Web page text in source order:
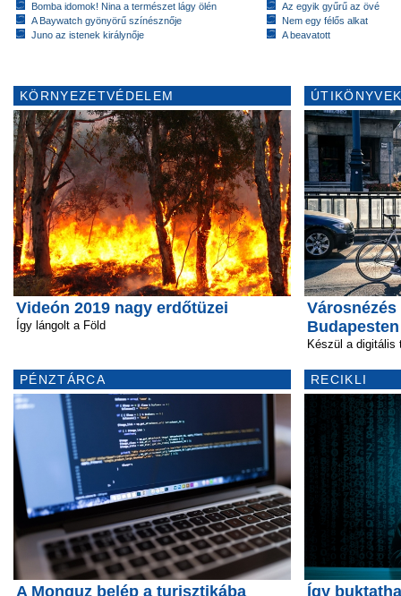
Bomba idomok! Nina a természet lágy ölén
A Baywatch gyönyörű színésznője
Juno az istenek királynője
Az egyik gyűrű az övé
Nem egy félős alkat
A beavatott
KÖRNYEZETVÉDELEM
Videón 2019 nagy erdőtüzei
Így lángolt a Föld
PÉNZTÁRCA
A Monguz belép a turisztikába
Budapesten
Készül a digitális
RECIKLI
Így